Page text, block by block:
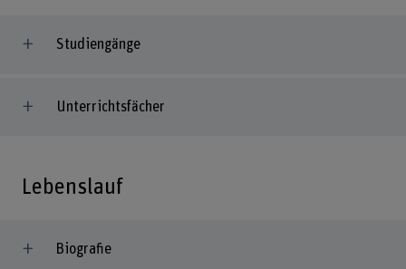
Studiengänge
Unterrichtsfächer
Lebenslauf
Biografie